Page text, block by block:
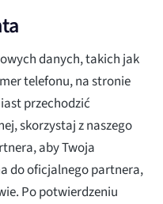
danych, takich jak
telefonu, na stronie
przechodzić
skorzystaj z naszego
aby Twoja
do oficjalnego partnera,
Po potwierdzeniu